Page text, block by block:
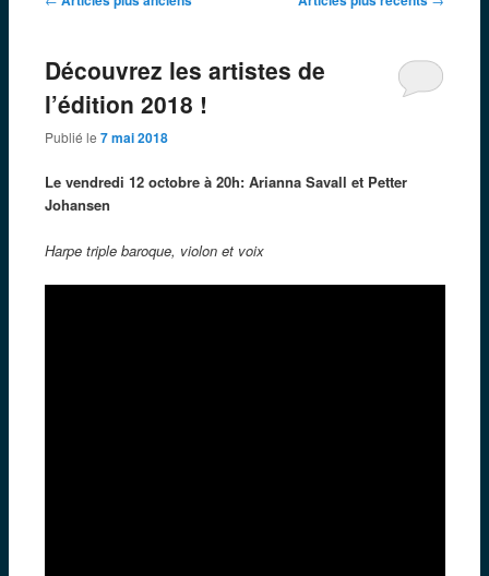
Découvrez les artistes de
l’édition 2018 !
Publié le 7 mai 2018
Le vendredi 12 octobre à 20h: Arianna Savall et Petter
Johansen
Harpe triple baroque, violon et voix